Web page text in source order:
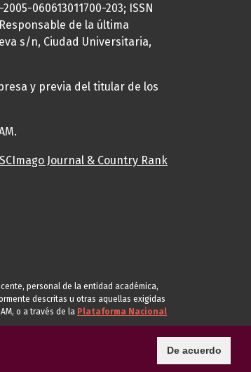
De acuerdo
060613011700-203; ISSN
de la última
s/n, Ciudad Universitaria,
y previa del titular de los
personal de la entidad académica,
descritas u otras aquellas exigidas
o a través de la Plataforma Nacional